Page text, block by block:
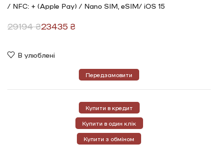
/ NFC: + (Apple Pay) / Nano SIM, eSIM/ iOS 15
29194₴23435 ₴
В улюблені
Передзамовити
Купити в кредит
Купити в один клік
Купити з обміном